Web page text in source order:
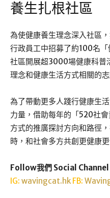
養生扎根社區
為使健康養生理念深入社區
行政員工中招募了約100名
社區開展超3000場健康科普
理念和健康生活方式相關的志
為了帶動更多人踐行健康生
力量，借助每年的「520社
方式的推廣探討方向和路徑
時，和社會多方共創更健康
Follow我們 Social Channel
IG: wavingcat.hk FB: